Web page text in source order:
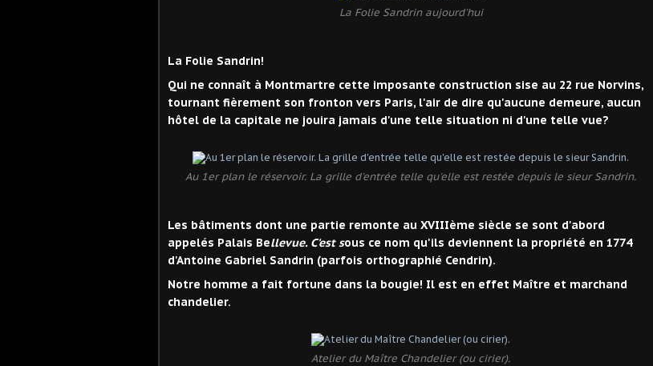
La Folie Sandrin aujourd'hui
La Folie Sandrin!
Qui ne connaît à Montmartre cette imposante construction sise au 22 rue Norvins,
tournant fièrement son fronton vers Paris, l'air de dire qu'aucune demeure, aucun
hôtel de la capitale ne jouira jamais d'une telle situation ni d'une telle vue?
Au 1er plan le réservoir. La grille d'entrée telle qu'elle est restée depuis le sieur Sandrin.
Les bâtiments dont une partie remonte au XVIIIème siècle se sont d'abord
appelés Palais Bellevue. C'est sous ce nom qu'ils deviennent la propriété en 1774
d'Antoine Gabriel Sandrin (parfois orthographié Cendrin).
Notre homme a fait fortune dans la bougie! Il est en effet Maître et marchand
chandelier.
Atelier du Maître Chandelier (ou cirier).